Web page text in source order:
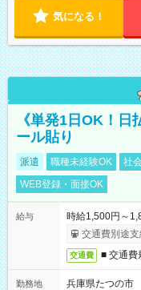
気になる！
《単発1日OK！
ール貼り
派遣 職種未経験OK 社
WEB登録・面接OK
給与
時給1,500円～
交通費別途支
交通費 ■ 交通費
勤務地
兵庫県たつの市